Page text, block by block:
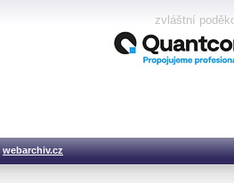
zvláštní
webarchiv.cz